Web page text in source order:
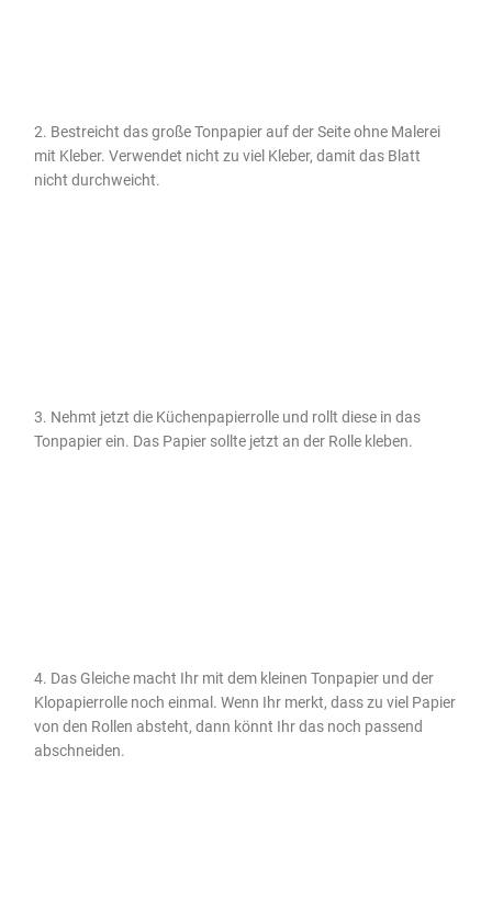
2. Bestreicht das große Tonpapier auf der Seite ohne Malerei
mit Kleber. Verwendet nicht zu viel Kleber, damit das Blatt
nicht durchweicht.
3. Nehmt jetzt die Küchenpapierrolle und rollt diese in das
Tonpapier ein. Das Papier sollte jetzt an der Rolle kleben.
4. Das Gleiche macht Ihr mit dem kleinen Tonpapier und der
Klopapierrolle noch einmal. Wenn Ihr merkt, dass zu viel Papier
von den Rollen absteht, dann könnt Ihr das noch passend
abschneiden.